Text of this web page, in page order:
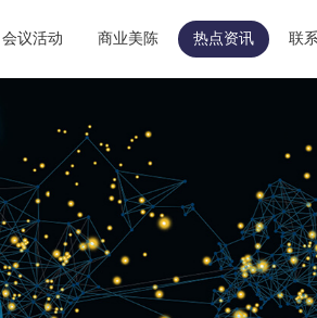
会议活动 商业美陈 热点资讯 联